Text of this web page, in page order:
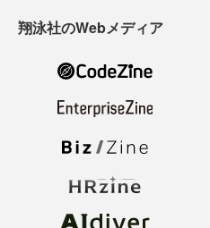
翔泳社のWebメディア